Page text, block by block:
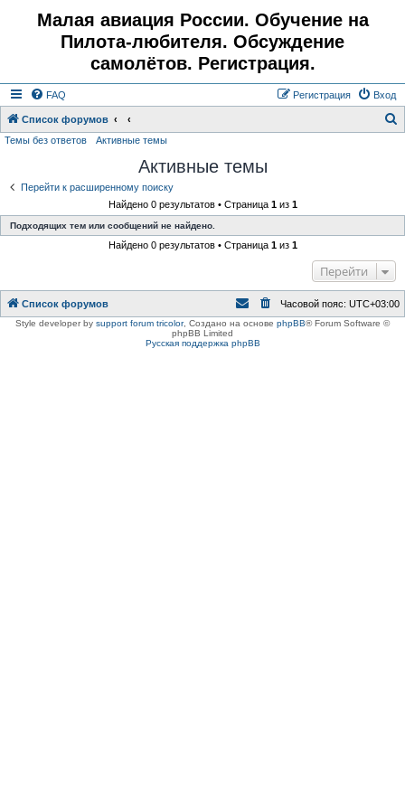
Малая авиация России. Обучение на
Пилота-любителя. Обсуждение
самолётов. Регистрация.
FAQ Вход
Регистрация
Список форумов
Темы без ответов Активные темы
Активные темы
Перейти к расширенному поиску
Найдено 0 результатов • Страница 1из 1
Подходящих тем или сообщений не найдено.
Найдено 0 результатов • Страница 1из 1
Перейти
Список форумов Часовой пояс: UTC+03:00
Style developer by support forum tricolor, Создано на основе phpBB® Forum Software ©
phpBB Limited
Русская поддержка phpBB